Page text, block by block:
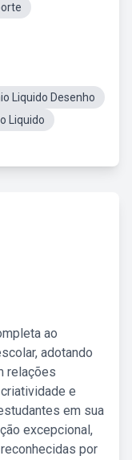
Liquido Desenho
Liquido
ao
adotando
relações
e
em sua
excepcional,
por